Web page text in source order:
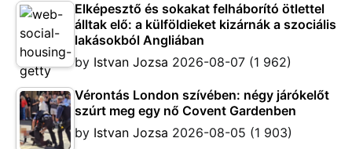
Elképesztő és sokakat felháborító ötlettel
álltak elő: a külföldieket kizárnák a szociális
lakásokból Angliában
by Istvan Jozsa 2026-08-07 (1 962)
Vérontás London szívében: négy járókelőt
szúrt meg egy nő Covent Gardenben
by Istvan Jozsa 2026-08-05 (1 903)